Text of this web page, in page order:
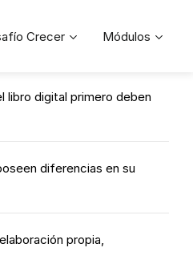
Crecer Módulos
libro digital primero deben
diferencias en su
propia,